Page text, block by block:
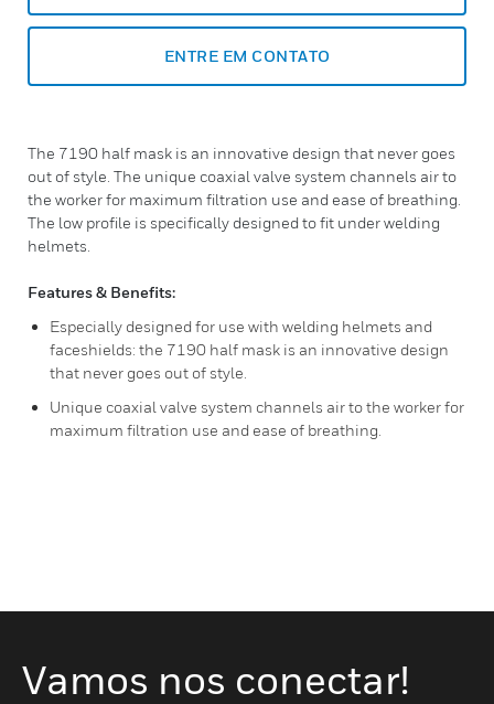
ENTRE EM CONTATO
The 7190 half mask is an innovative design that never goes
out of style. The unique coaxial valve system channels air to
the worker for maximum filtration use and ease of breathing.
The low profile is specifically designed to fit under welding
helmets.
Features & Benefits:
Especially designed for use with welding helmets and
faceshields: the 7190 half mask is an innovative design
that never goes out of style.
Unique coaxial valve system channels air to the worker for
maximum filtration use and ease of breathing.
Vamos nos conectar!